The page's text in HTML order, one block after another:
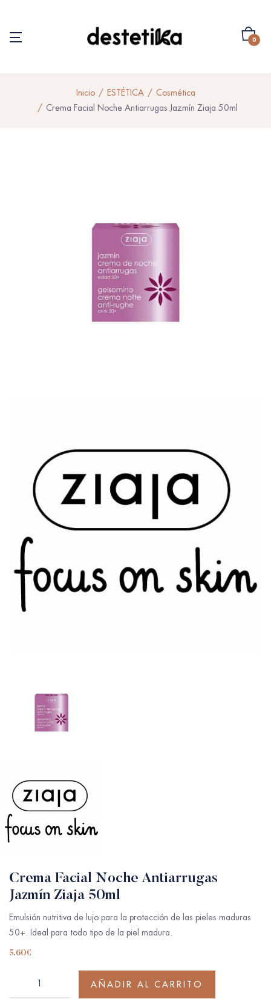
0
Inicio ESTÉTICA
Cosmética
Crema Facial Noche Antiarrugas Jazmín Ziaja 50ml
Crema Facial Noche Antiarrugas
Jazmín Ziaja 50ml
Emulsión nutritiva de lujo para la protección de las pieles maduras
50+. Ideal para todo tipo de la piel madura.
5.60€
AÑADIR AL CARRITO